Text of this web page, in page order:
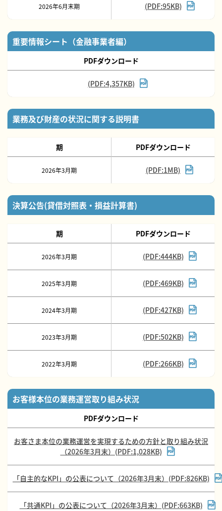
2026年6月末期 (PDF:95KB)
重要情報シート（金融事業者編）
PDFダウンロード
(PDF:4,357KB)
業務及び財産の状況に関する説明書
期 PDFダウンロード
2026年3月期 (PDF:1MB)
決算公告(貸借対照表・損益計算書)
期 PDFダウンロード
2026年3月期 (PDF:444KB)
2025年3月期 (PDF:469KB)
2024年3月期 (PDF:427KB)
2023年3月期 (PDF:502KB)
2022年3月期 (PDF:266KB)
お客様本位の業務運営取り組み状況
PDFダウンロード
お客さま本位の業務運営を実現するための方針と取り組み状況
（2026年3月末）(PDF:1,028KB)
「自主的なKPI」の公表について（2026年3月末）(PDF:826KB)
「共通KPI」の公表について（2026年3月末）(PDF:663KB)